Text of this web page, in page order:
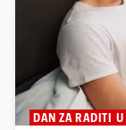
DAN ZA RADITI